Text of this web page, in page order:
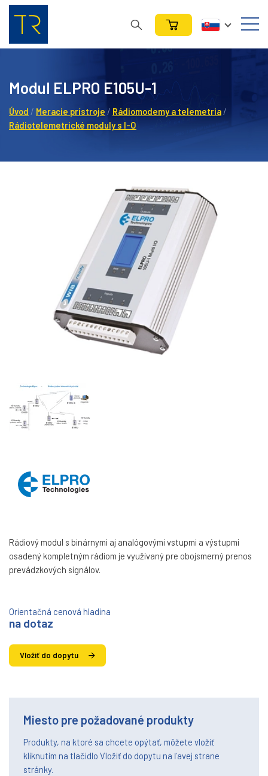
Modul ELPRO E105U-1
Úvod / Meracie prístroje / Rádiomodemy a telemetria /
Rádiotelemetrické moduly s I-O
Rádiový modul s binárnymi aj analógovými vstupmi a výstupmi
osadený kompletným rádiom je využívaný pre obojsmerný prenos
prevádzkových signálov.
Orientačná cenová hladina
na dotaz
Vložiť do dopytu
Miesto pre požadované produkty
Produkty, na ktoré sa chcete opýtať, môžete vložiť
kliknutím na tlačidlo Vložiť do dopytu na ľavej strane
stránky.